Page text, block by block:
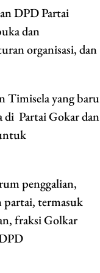
DPD Partai
dan
organisasi, dan
Timisela yang baru
di Partai Gokar dan
penggalian,
partai, termasuk
fraksi Golkar